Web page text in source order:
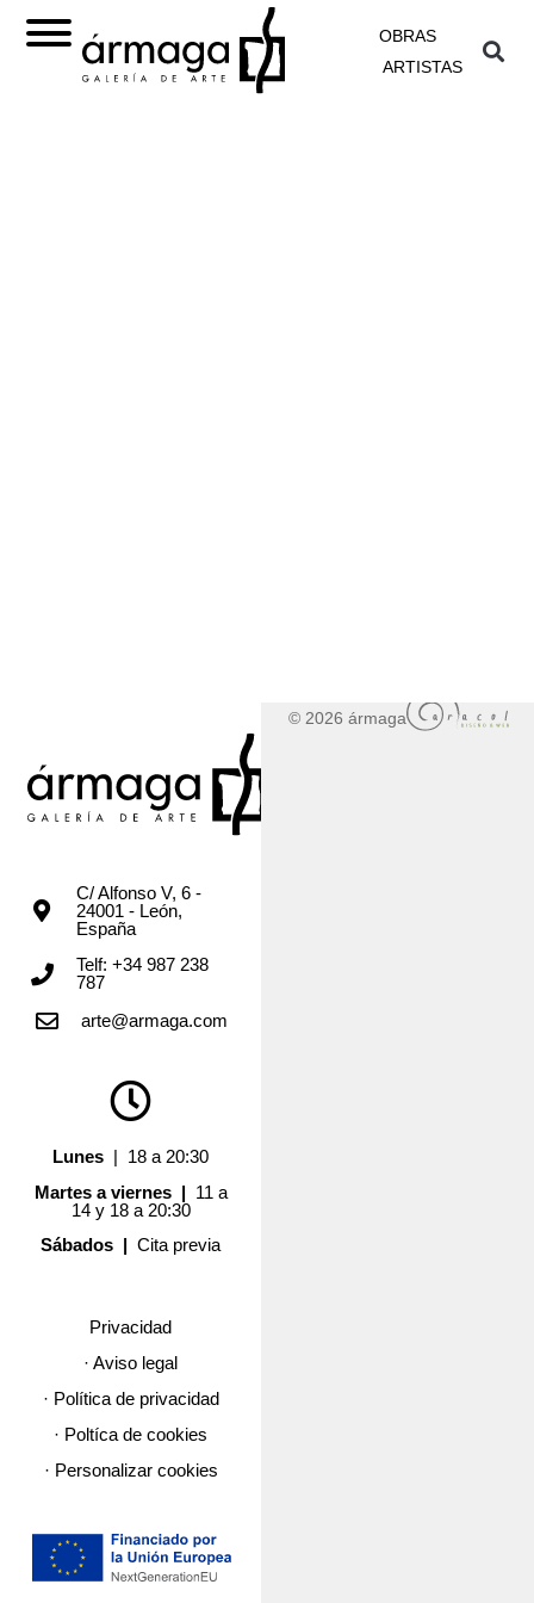
OBRAS
ARTISTAS
C/ Alfonso V, 6 -
24001 - León,
España
Telf: +34 987 238
787
arte@armaga.com
Lunes | 18 a 20:30
Martes a viernes | 11 a
14 y 18 a 20:30
Sábados |Cita previa
Privacidad
· Aviso legal
· Política de privacidad
· Poltíca de cookies
· Personalizar cookies
© 2026 ármaga